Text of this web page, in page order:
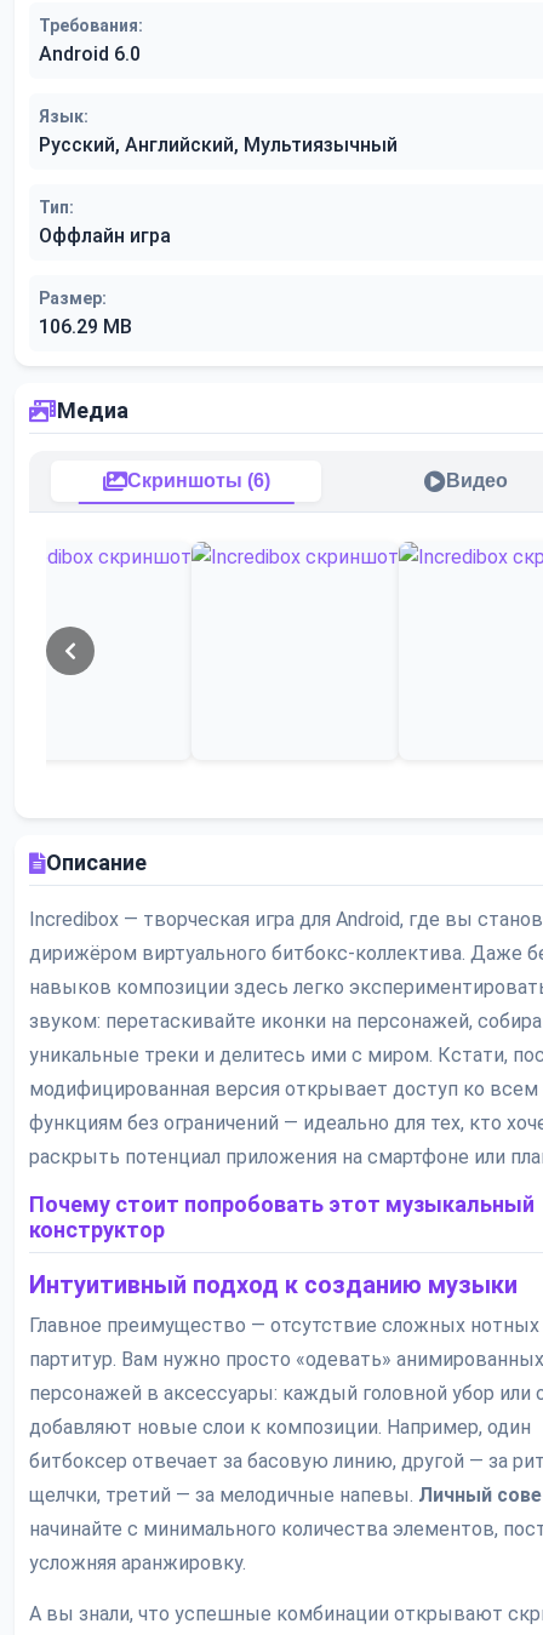
Требования:
Android 6.0
Язык:
Русский, Английский, Мультиязычный
Тип:
Оффлайн игра
Размер:
106.29 MB
Медиа
Скриншоты (6) Видео
Описание
Incredibox — творческая игра для Android, где вы
дирижёром виртуального битбокс-коллектива. Даже
навыков композиции здесь легко
звуком: перетаскивайте иконки на персонажей,
уникальные треки и делитесь ими с миром. Кстати,
модифицированная версия открывает доступ ко всем
функциям без ограничений — идеально для тех, кто
раскрыть потенциал приложения на смартфоне или
Почему стоит попробовать этот музыкальный
конструктор
Интуитивный подход к созданию музыки
Главное преимущество — отсутствие сложных нотных
партитур. Вам нужно просто «одевать» анимированных
персонажей в аксессуары: каждый головной убор или
добавляют новые слои к композиции. Например, один
битбоксер отвечает за басовую линию, другой — за
щелчки, третий — за мелодичные напевы. Личный
начинайте с минимального количества элементов,
усложняя аранжировку.
А вы знали, что успешные комбинации открывают